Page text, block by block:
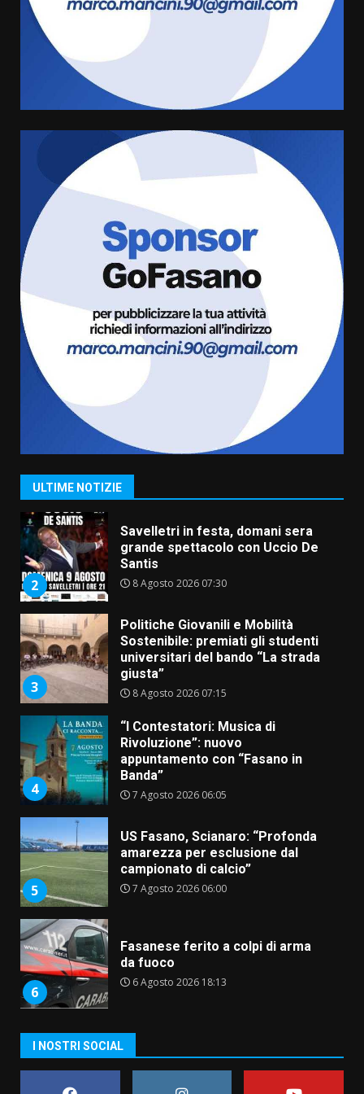
ULTIME NOTIZIE
“I Contestatori: Musica di
Rivoluzione”: nuovo
appuntamento con “Fasano in
Banda”
amarezza per esclusione dal
campionato di calcio”
7 Agosto 2026 06:00
Fasanese ferito a colpi di arma
da fuoco
6 Agosto 2026 18:13
Carta d’identità: continua il piano
di aperture straordinarie del
Comune di Fasano
6 Agosto 2026 14:16
1
La Banda Città di Fasano apre
ufficialmente la Festa di
2
Savelletri in festa, domani sera
grande spettacolo con Uccio De
Santis
8 Agosto 2026 07:30
3
Politiche Giovanili e Mobilità
Sostenibile: premiati gli studenti
universitari del bando “La strada
giusta”
8 Agosto 2026 07:15
4
“I Contestatori: Musica di
Rivoluzione”: nuovo
appuntamento con “Fasano in
Banda”
7 Agosto 2026 06:05
5
US Fasano, Scianaro: “Profonda
amarezza per esclusione dal
campionato di calcio”
7 Agosto 2026 06:00
6
Fasanese ferito a colpi di arma
da fuoco
6 Agosto 2026 18:13
di aperture straordinarie del
Comune di Fasano
I NOSTRI SOCIAL